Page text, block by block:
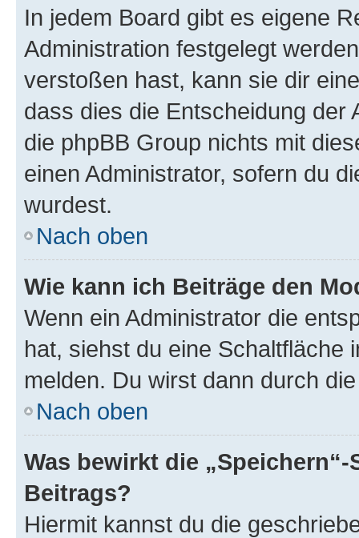
In jedem Board gibt es eigene
Administration festgelegt
verstoßen hast, kann sie dir
dass dies die Entscheidung der
die phpBB Group nichts mit
einen Administrator, sofern du
wurdest.
Nach oben
Wie kann ich Beiträge den
Wenn ein Administrator die
hat, siehst du eine Schaltfläche
melden. Du wirst dann durch
Nach oben
Was bewirkt die
Beitrags?
Hiermit kannst du die